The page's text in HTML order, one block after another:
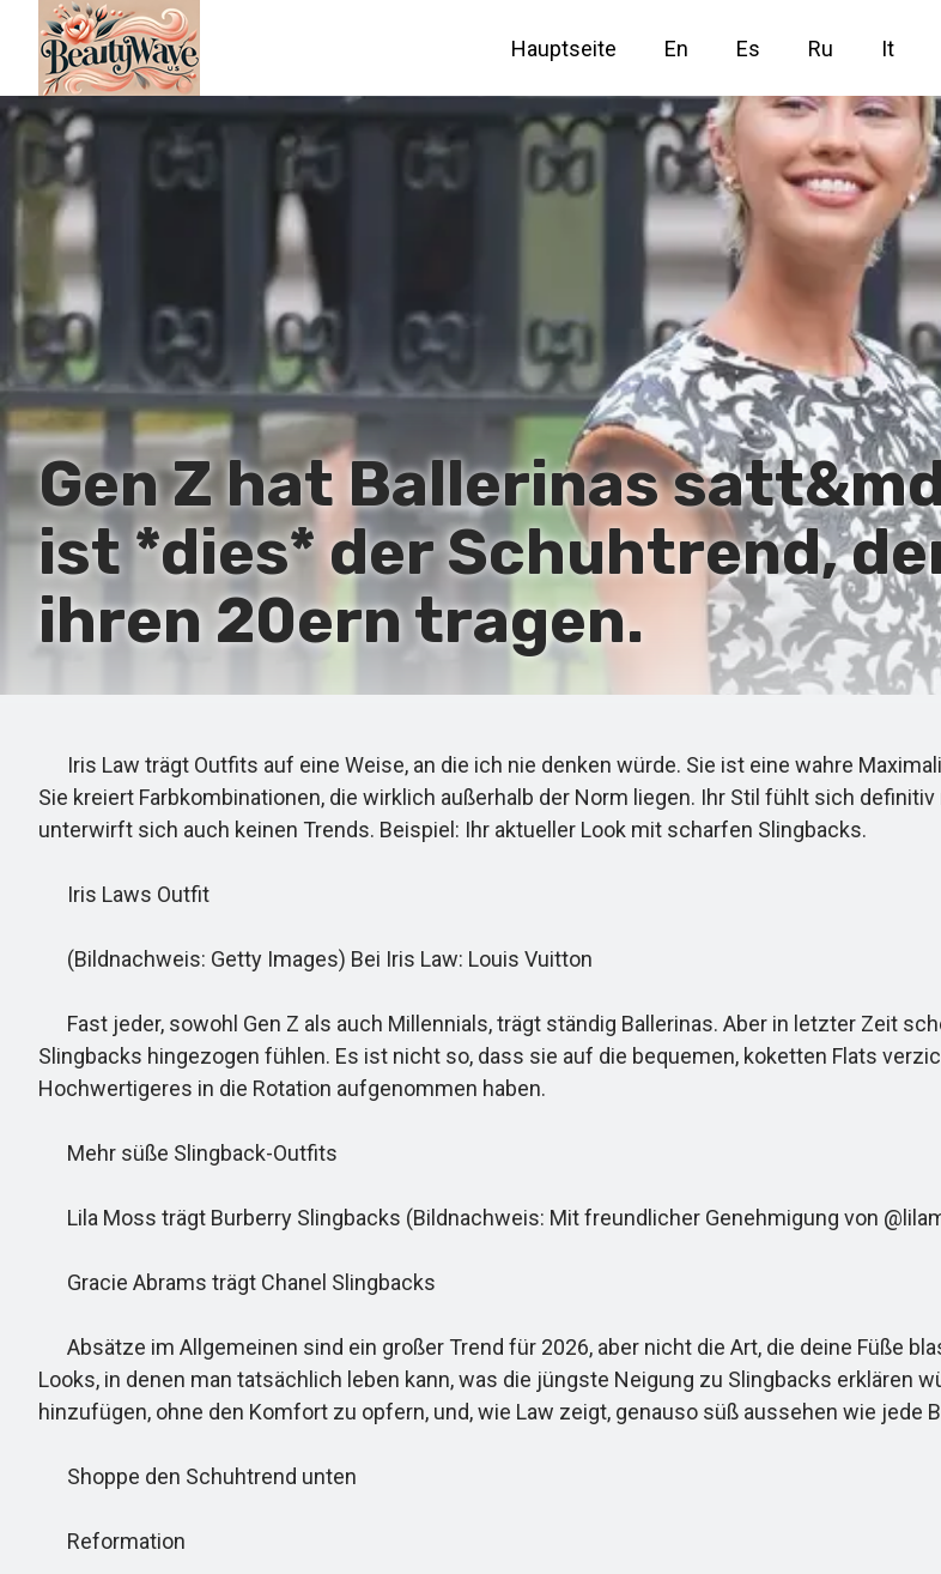
Hauptseite En Es Ru It
Gen Z hat Ballerinas
ist *dies* der Schuhtrend,
ihren 20ern tragen.
Iris Law trägt Outfits auf eine Weise, an die ich nie denken würde. Sie ist eine wahre
Sie kreiert Farbkombinationen, die wirklich außerhalb der Norm liegen. Ihr Stil fühlt sich
unterwirft sich auch keinen Trends. Beispiel: Ihr aktueller Look mit scharfen Slingbacks.
Iris Laws Outfit
(Bildnachweis: Getty Images) Bei Iris Law: Louis Vuitton
Fast jeder, sowohl Gen Z als auch Millennials, trägt ständig Ballerinas. Aber in letzter Zeit
Slingbacks hingezogen fühlen. Es ist nicht so, dass sie auf die bequemen, koketten Flats
Hochwertigeres in die Rotation aufgenommen haben.
Mehr süße Slingback-Outfits
Lila Moss trägt Burberry Slingbacks (Bildnachweis: Mit freundlicher Genehmigung von
Gracie Abrams trägt Chanel Slingbacks
Absätze im Allgemeinen sind ein großer Trend für 2026, aber nicht die Art, die deine Füße
Looks, in denen man tatsächlich leben kann, was die jüngste Neigung zu Slingbacks erklären
hinzufügen, ohne den Komfort zu opfern, und, wie Law zeigt, genauso süß aussehen wie jede
Shoppe den Schuhtrend unten
Reformation